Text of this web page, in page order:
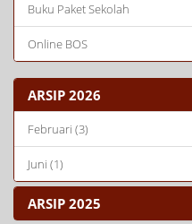
Buku Paket Sekolah
Online BOS
ARSIP 2026
Februari (3)
Juni (1)
ARSIP 2025